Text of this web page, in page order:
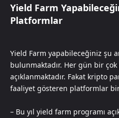
Yield Farm
Platformlar
Yield Farm yapabileceğiniz şu
bulunmaktadır. Her gün bir
açıklanmaktadır. Fakat kripto
faaliyet gösteren platformlar bir
– Bu yıl yield farm programı